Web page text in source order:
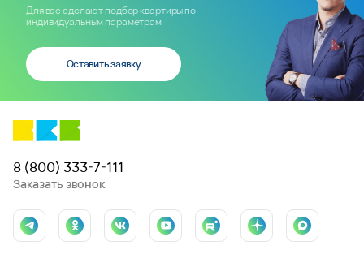
Для вас сделают подбор квартиры по
индивидуальным параметрам
Оставить заявку
8 (800) 333-7-111
Заказать звонок